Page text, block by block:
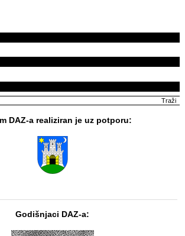
DAZ-a realiziran je uz potporu:
Godišnjaci DAZ-a: